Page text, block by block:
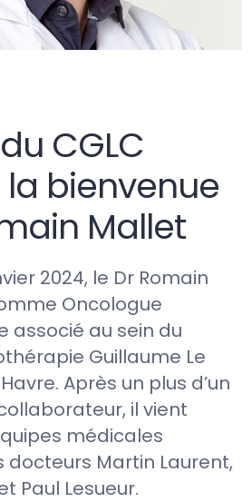
CGLC
bienvenue
Mallet
2024, le Dr Romain
Oncologue
associé au sein du
Guillaume Le
Après un plus d’un
il vient
médicales
Martin Laurent,
Paul Lesueur.